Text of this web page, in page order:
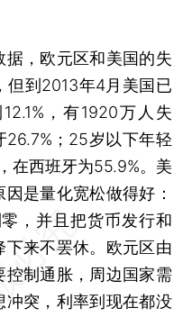
，欧元区和美国的失
但到2013年4月美国已
，有1920万人失
26.7%；25岁以下年轻
在西班牙为55.9%。美
是量化宽松做得好：
，并且把货币发行和
来不罢休。欧元区由
制通胀，周边国家需
突，利率到现在都没